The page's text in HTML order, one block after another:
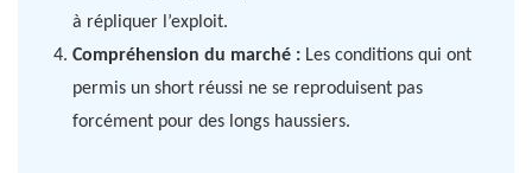
à répliquer l’exploit.
Compréhension du marché :Les conditions qui ont
permis un short réussi ne se reproduisent pas
forcément pour des longs haussiers.